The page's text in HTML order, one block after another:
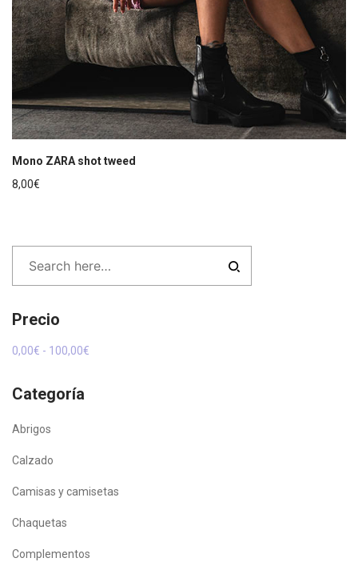
Mono ZARA shot tweed
8,00€
Precio
0,00€ - 100,00€
Categoría
Abrigos
Calzado
Camisas y camisetas
Chaquetas
Complementos